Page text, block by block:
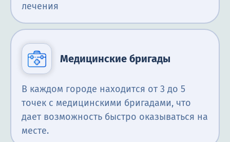
лечения
Медицинские бригады
В каждом городе находится от 3 до 5
точек с медицинскими бригадами, что
дает возможность быстро оказываться на
месте.